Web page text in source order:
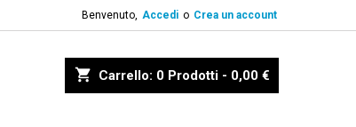
Benvenuto, Accedi o Crea un account
shopping_cart Carrello: 0 Prodotti - 0,00 €